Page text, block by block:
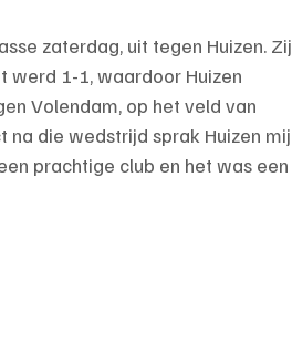
zaterdag, uit tegen Huizen. Zij
werd 1-1, waardoor Huizen
Volendam, op het veld van
na die wedstrijd sprak Huizen mij
prachtige club en het was een